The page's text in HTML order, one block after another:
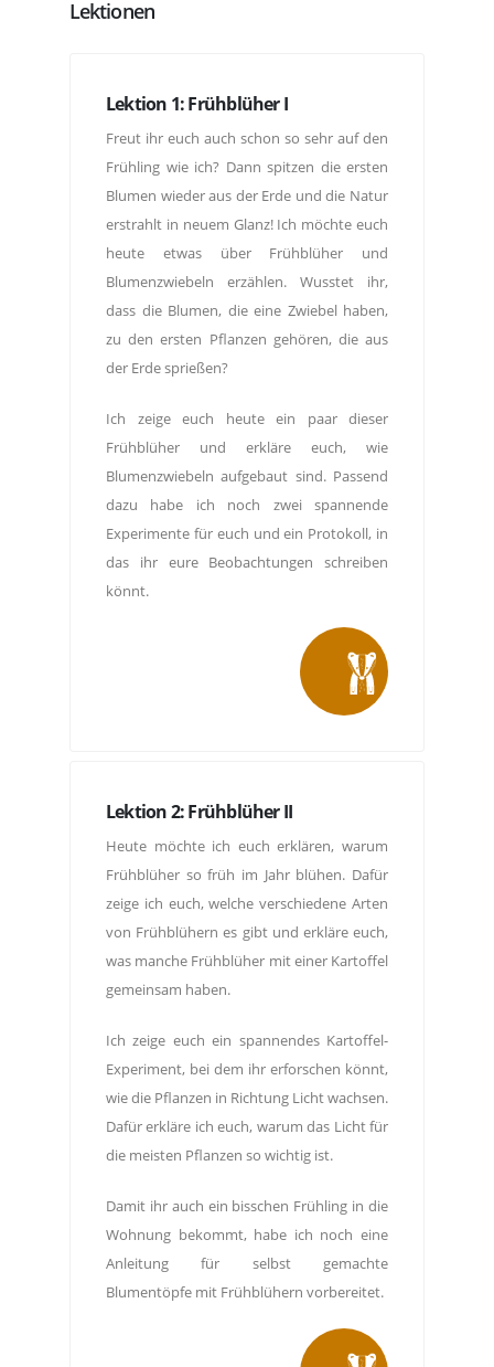
Lektionen
Lektion 1: Frühblüher I
Freut ihr euch auch schon so sehr auf den
Frühling wie ich? Dann spitzen die ersten
Blumen wieder aus der Erde und die Natur
erstrahlt in neuem Glanz! Ich möchte euch
heute etwas über Frühblüher und
Blumenzwiebeln erzählen. Wusstet ihr,
dass die Blumen, die eine Zwiebel haben,
zu den ersten Pflanzen gehören, die aus
der Erde sprießen?
Ich zeige euch heute ein paar dieser
Frühblüher und erkläre euch, wie
Blumenzwiebeln aufgebaut sind. Passend
dazu habe ich noch zwei spannende
Experimente für euch und ein Protokoll, in
das ihr eure Beobachtungen schreiben
könnt.
Lektion 2: Frühblüher II
Heute möchte ich euch erklären, warum
Frühblüher so früh im Jahr blühen. Dafür
zeige ich euch, welche verschiedene Arten
von Frühblühern es gibt und erkläre euch,
was manche Frühblüher mit einer Kartoffel
gemeinsam haben.
Ich zeige euch ein spannendes Kartoffel-
Experiment, bei dem ihr erforschen könnt,
wie die Pflanzen in Richtung Licht wachsen.
Dafür erkläre ich euch, warum das Licht für
die meisten Pflanzen so wichtig ist.
Damit ihr auch ein bisschen Frühling in die
Wohnung bekommt, habe ich noch eine
Anleitung für selbst gemachte
Blumentöpfe mit Frühblühern vorbereitet.